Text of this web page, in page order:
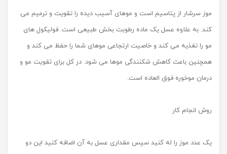
موز سرشار از پتاسیم است و موهای آسیب دیده را تقویت و ترمیم می
کند. به علاوه عسل یک ماده رطوبت بخش طبیعی است. فولیکول های
مو را تغذیه می کند و خاصیت ارتجاعی موهای شما را حفظ می کند و
همچنین باعث کاهش شکنندگی موها می شود. در کل برای تقویت مو و
درمان موخوره فوق العاده است.
روش انجام کار
یک عدد موز را له کنید سپس مقداری عسل به آن اضافه کنید این دو